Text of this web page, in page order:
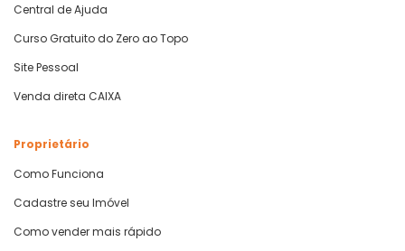
Central de Ajuda
Curso Gratuito do Zero ao Topo
Site Pessoal
Venda direta CAIXA
Proprietário
Como Funciona
Cadastre seu Imóvel
Como vender mais rápido